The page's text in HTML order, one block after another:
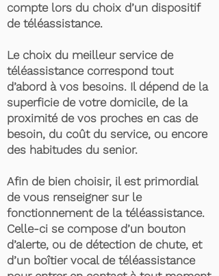
compte lors du choix d’un dispositif
de téléassistance.
Le choix du meilleur service de
téléassistance correspond tout
d’abord à vos besoins. Il dépend de la
superficie de votre domicile, de la
proximité de vos proches en cas de
besoin, du coût du service, ou encore
des habitudes du senior.
Afin de bien choisir, il est primordial
de vous renseigner sur le
fonctionnement de la téléassistance.
Celle-ci se compose d’un bouton
d’alerte, ou de détection de chute, et
d’un boîtier vocal de téléassistance